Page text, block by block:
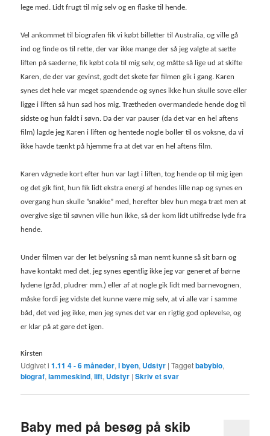
lege med. Lidt frugt til mig selv og en flaske til hende.
Vel ankommet til biografen fik vi købt billetter til Australia, og ville gå
ind og finde os til rette, der var ikke mange der så jeg valgte at sætte
liften på sæderne, fik købt cola til mig selv, og måtte så lige ud at skifte
Karen, de der var gevinst, godt det skete før filmen gik i gang. Karen
synes det hele var meget spændende og synes ikke hun skulle sove eller
ligge i liften så hun sad hos mig. Trætheden overmandede hende dog til
sidste og hun faldt i søvn. Da der var pauser (da det var en hel aftens
film) lagde jeg Karen i liften og hentede nogle boller til os voksne, da vi
ikke havde tænkt på hjemme fra at det var en hel aftens film.
Karen vågnede kort efter hun var lagt i liften, tog hende op til mig igen
og det gik fint, hun fik lidt ekstra energi af hendes lille nap og synes en
overgang hun skulle ”snakke” med, herefter blev hun mega træt men at
overgive sige til søvnen ville hun ikke, så der kom lidt utilfredse lyde fra
hende.
Under filmen var der let belysning så man nemt kunne så sit barn og
have kontakt med det, jeg synes egentlig ikke jeg var generet af børne
lydene (gråd, pludrer mm.) eller af at nogle gik lidt med barnevognen,
måske fordi jeg vidste det kunne være mig selv, at vi alle var i samme
båd, det ved jeg ikke, men jeg synes det var en rigtig god oplevelse, og
er klar på at gøre det igen.
Kirsten
Udgivet i 1.11 4 - 6 måneder,I byen, Udstyr |Taggetbabybio,
biograf,lammeskind,lift, Udstyr |Skriv et svar
Baby med på besøg på skib